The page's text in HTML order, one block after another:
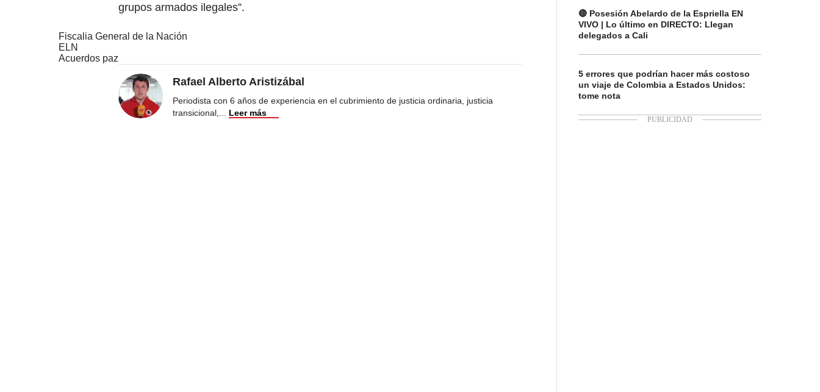
grupos armados ilegales”.
Fiscalia General de la Nación
ELN
Acuerdos paz
Rafael Alberto Aristizábal
Periodista con 6 años de experiencia en el cubrimiento de justicia ordinaria, justicia
transicional,
Leer más
🔴 Posesión Abelardo de la Espriella EN
VIVO | Lo último en DIRECTO: Llegan
delegados a Cali
5 errores que podrían hacer más costoso
un viaje de Colombia a Estados Unidos:
tome nota